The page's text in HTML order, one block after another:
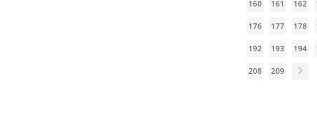
160 161 162
176 177 178
192 193 194
208 209